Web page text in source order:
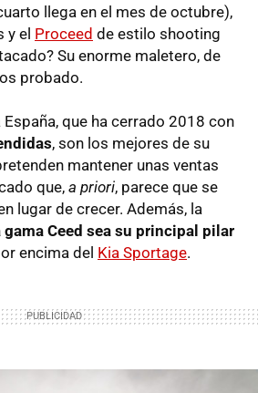
llega en el mes de octubre),
y el Proceed de estilo shooting
Su enorme maletero, de
probado.
que ha cerrado 2018 con
, son los mejores de su
mantener unas ventas
que, a priori, parece que se
lugar de crecer. Además, la
gama Ceed sea su principal pilar
encima del Kia Sportage.